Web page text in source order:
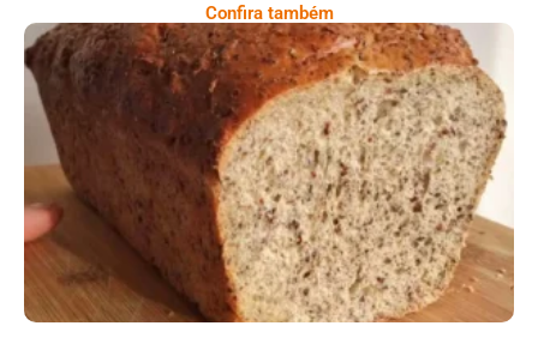
Confira também
Comer Bem: Pão Low Carb